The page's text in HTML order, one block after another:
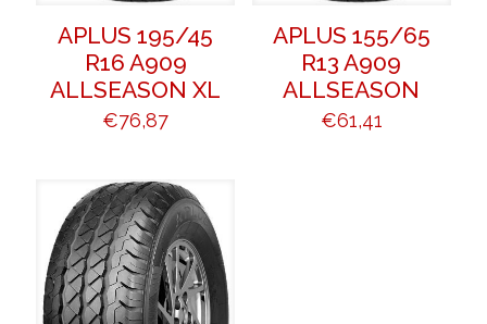
APLUS 195/45
R16 A909
ALLSEASON XL
€76,87
APLUS 155/65
R13 A909
ALLSEASON
€61,41